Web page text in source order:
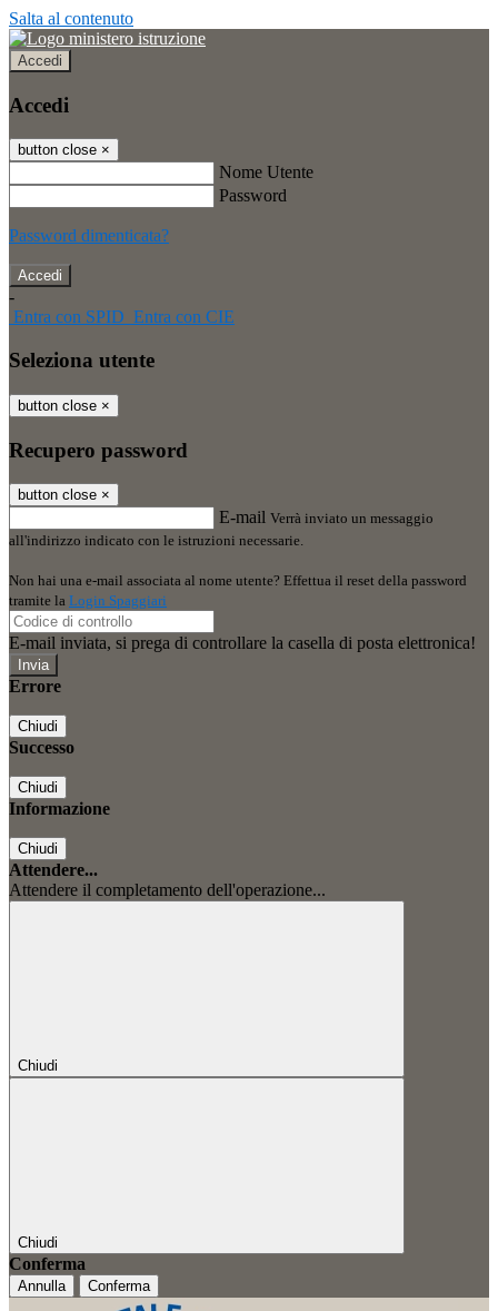
Salta al contenuto
Accedi
Accedi
button close ×
Nome Utente
Password
Password dimenticata?
-
Entra con SPID Entra con CIE
Seleziona utente
button close ×
Recupero password
button close ×
E-mail Verrà inviato un messaggio
all'indirizzo indicato con le istruzioni necessarie.
Non hai una e-mail associata al nome utente? Effettua il reset della password
tramite la Login Spaggiari
E-mail inviata, si prega di controllare la casella di posta elettronica!
Errore
Chiudi
Successo
Chiudi
Informazione
Chiudi
Attendere...
Attendere il completamento dell'operazione...
Chiudi
Chiudi
Conferma
Annulla Conferma